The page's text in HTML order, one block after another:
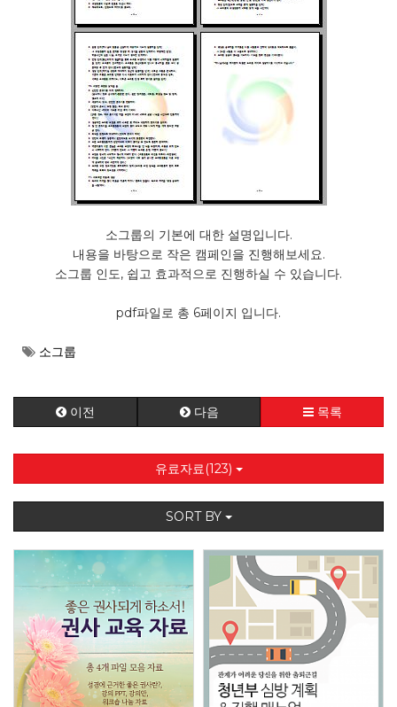
소그룹의 기본에 대한 설명입니다.
내용을 바탕으로 작은 캠페인을 진행해보세요.
소그룹 인도, 쉽고 효과적으로 진행하실 수 있습니다.
pdf파일로 총 6페이지 입니다.
소그룹
이전 다음 목록
유료자료(123)
SORT BY